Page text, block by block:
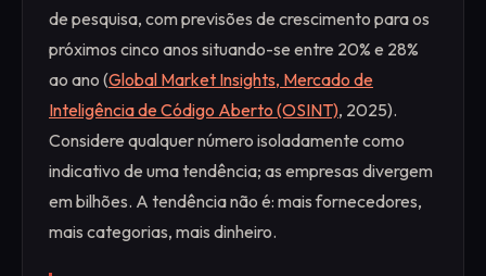
de pesquisa, com previsões de crescimento para os
próximos cinco anos situando-se entre 20% e 28%
ao ano (Global Market Insights, Mercado de
Inteligência de Código Aberto (OSINT), 2025).
Considere qualquer número isoladamente como
indicativo de uma tendência; as empresas divergem
em bilhões. A tendência não é: mais fornecedores,
mais categorias, mais dinheiro.